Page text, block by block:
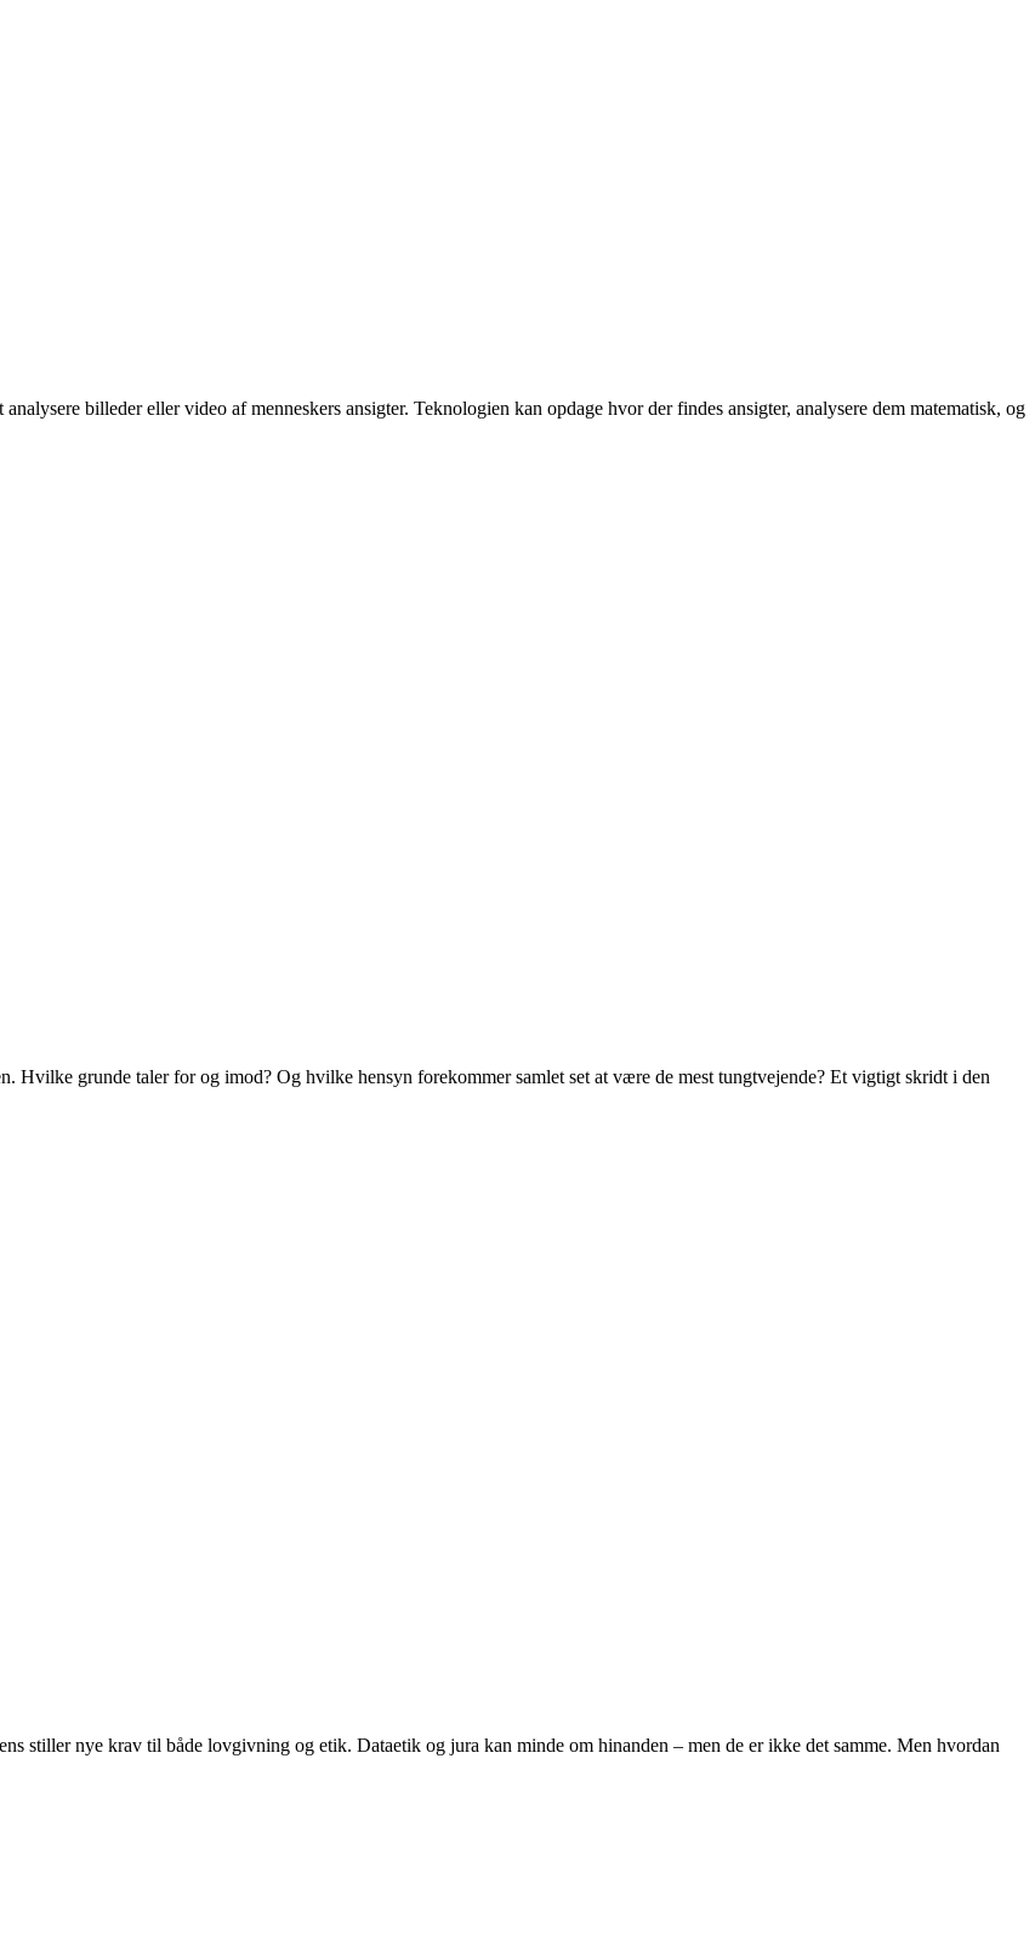
billeder eller video af menneskers ansigter. Teknologien kan opdage hvor der findes ansigter, analysere dem matematisk, og
Hvilke grunde taler for og imod? Og hvilke hensyn forekommer samlet set at være de mest tungtvejende? Et vigtigt skridt i den
stiller nye krav til både lovgivning og etik. Dataetik og jura kan minde om hinanden – men de er ikke det samme. Men hvordan